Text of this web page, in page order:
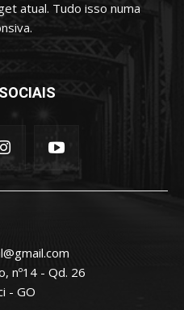
atual. Tudo isso numa
nº14 - Qd. 26
- GO